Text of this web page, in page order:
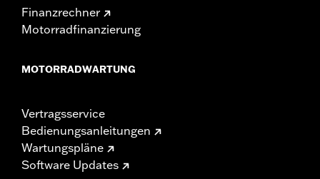
Finanzrechner
Motorradfinanzierung
MOTORRADWARTUNG
Vertragsservice
Bedienungsanleitungen
Wartungspläne
Software Updates